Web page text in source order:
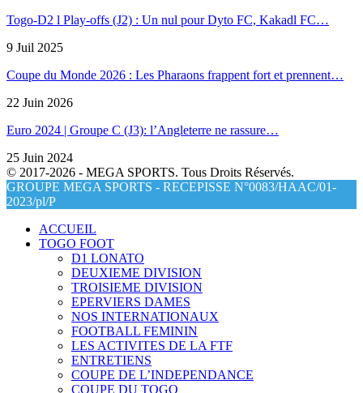
Togo-D2 l Play-offs (J2) : Un nul pour Dyto FC, Kakadl FC…
9 Juil 2025
Coupe du Monde 2026 : Les Pharaons frappent fort et prennent…
22 Juin 2026
Euro 2024 | Groupe C (J3): l’Angleterre ne rassure…
25 Juin 2024
© 2017-2026 - MEGA SPORTS. Tous Droits Réservés.
GROUPE MEGA SPORTS - RECEPISSE N°0083/HAAC/01-
2023/pl/P
ACCUEIL
TOGO FOOT
D1 LONATO
DEUXIEME DIVISION
TROISIEME DIVISION
EPERVIERS DAMES
NOS INTERNATIONAUX
FOOTBALL FEMININ
LES ACTIVITES DE LA FTF
ENTRETIENS
COUPE DE L’INDEPENDANCE
COUPE DU TOGO